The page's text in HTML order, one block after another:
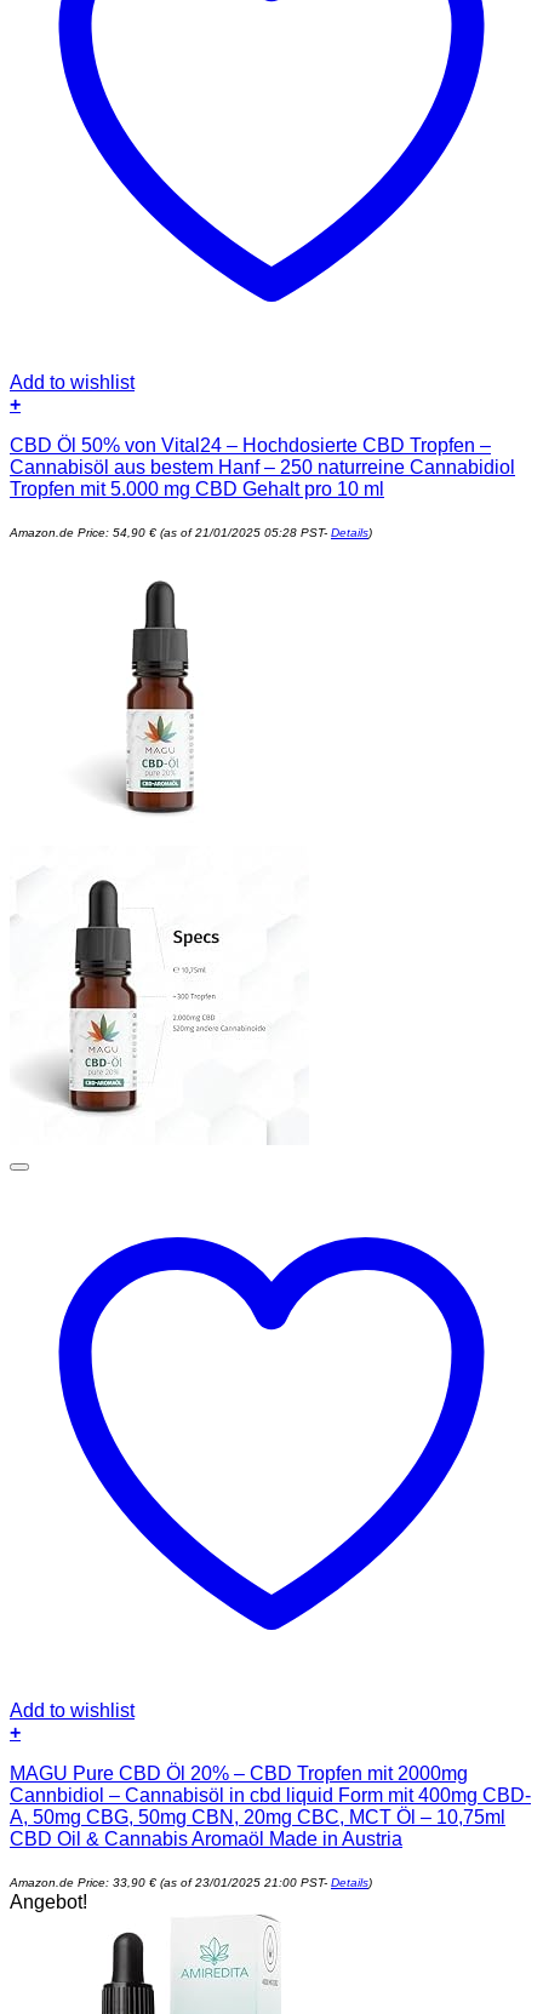
Add to wishlist
+
CBD Öl 50% von Vital24 – Hochdosierte CBD Tropfen –
Cannabisöl aus bestem Hanf – 250 naturreine Cannabidiol
Tropfen mit 5.000 mg CBD Gehalt pro 10 ml
Amazon.de Price: 54,90 € (as of 21/01/2025 05:28 PST- Details)
Add to wishlist
+
MAGU Pure CBD Öl 20% – CBD Tropfen mit 2000mg
Cannbidiol – Cannabisöl in cbd liquid Form mit 400mg CBD-
A, 50mg CBG, 50mg CBN, 20mg CBC, MCT Öl – 10,75ml
CBD Oil & Cannabis Aromaöl Made in Austria
Amazon.de Price: 33,90 € (as of 23/01/2025 21:00 PST- Details)
Angebot!